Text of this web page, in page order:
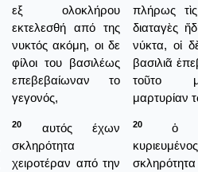
εξ ολοκλήρου
εκτελεσθή από της
νυκτός ακόμη, οι δε
φίλοι του βασιλέως
επεβεβαίωναν το
γεγονός,
πλήρως τὶς
διαταγὲς
νύκτα, οἱ
βασιλιᾶ
τοῦτο
μαρτυρίαν
20
αυτός έχων
σκληρότητα
χειροτέραν από την
20
ὁ